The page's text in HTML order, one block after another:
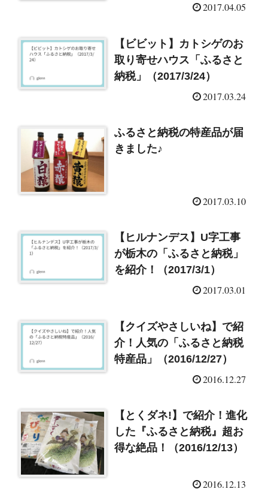
2017.04.05
【ビビット】カトシゲのお
取り寄せハウス「ふるさと
納税」（2017/3/24）
2017.03.24
ふるさと納税の特産品が届
きました♪
2017.03.10
【ヒルナンデス】U字工事
が栃木の「ふるさと納税」
を紹介！（2017/3/1）
2017.03.01
【クイズやさしいね】で紹
介！人気の「ふるさと納税
特産品」（2016/12/27）
2016.12.27
【とくダネ!】で紹介！進化
した『ふるさと納税』超お
得な絶品！（2016/12/13）
2016.12.13